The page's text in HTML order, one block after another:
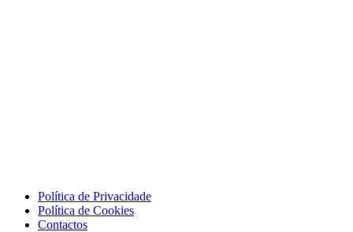
Política de Privacidade
Política de Cookies
Contactos